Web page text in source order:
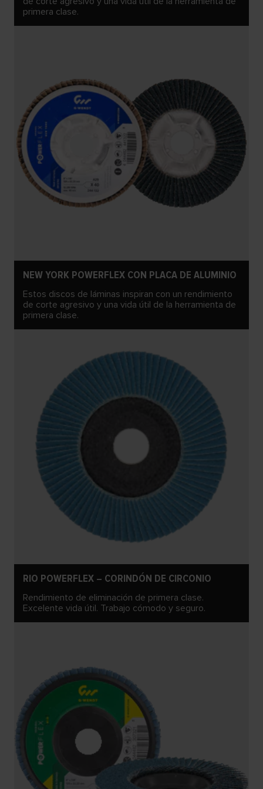
primera clase.
NEW YORK POWERFLEX CON PLACA DE ALUMINIO
Estos discos de láminas inspiran con un rendimiento
de corte agresivo y una vida útil de la herramienta de
primera clase.
RIO POWERFLEX – CORINDÓN DE CIRCONIO
Rendimiento de eliminación de primera clase.
Excelente vida útil. Trabajo cómodo y seguro.